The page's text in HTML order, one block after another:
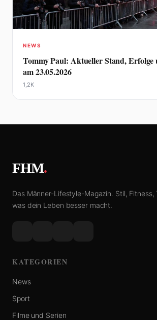
NEWS
Tommy Paul: Aktueller Stand,
am 23.05.2026
1,2K
FHM.
Das Männer-Lifestyle-Magazin. Stil, Fitness,
was dein Leben besser macht.
KATEGORIEN
News
Sport
Filme und Serien